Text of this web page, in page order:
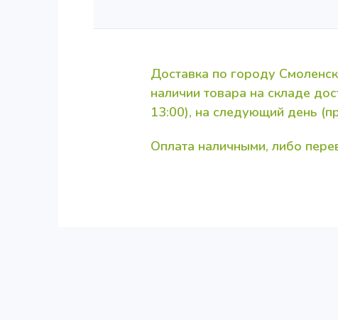
Доставка по городу
наличии товара на складе
13:00), на следующий день
Оплата наличными, либо